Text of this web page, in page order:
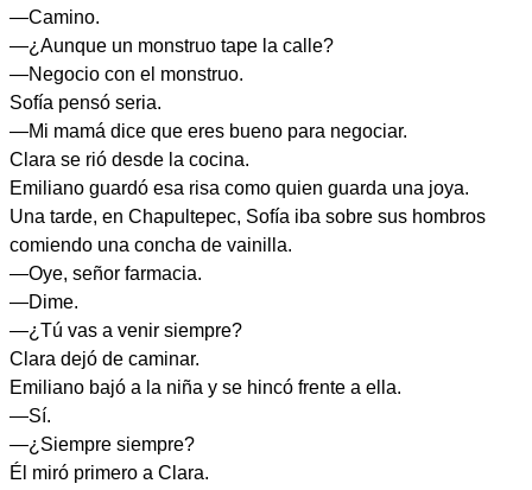
—Camino.
—¿Aunque un monstruo tape la calle?
—Negocio con el monstruo.
Sofía pensó seria.
—Mi mamá dice que eres bueno para negociar.
Clara se rió desde la cocina.
Emiliano guardó esa risa como quien guarda una joya.
Una tarde, en Chapultepec, Sofía iba sobre sus hombros
comiendo una concha de vainilla.
—Oye, señor farmacia.
—Dime.
—¿Tú vas a venir siempre?
Clara dejó de caminar.
Emiliano bajó a la niña y se hincó frente a ella.
—Sí.
—¿Siempre siempre?
Él miró primero a Clara.